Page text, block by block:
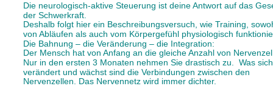
Die neurologisch-aktive Steuerung ist deine Antwort auf das
der Schwerkraft.
Deshalb folgt hier ein Beschreibungsversuch, wie Training,
von Abläufen als auch vom Körpergefühl physiologisch
Die Bahnung – die Veränderung – die Integration:
Der Mensch hat von Anfang an die gleiche Anzahl von
Nur in den ersten 3 Monaten nehmen Sie drastisch zu.  Was
verändert und wächst sind die Verbindungen zwischen den
Nervenzellen. Das Nervennetz wird immer dichter.